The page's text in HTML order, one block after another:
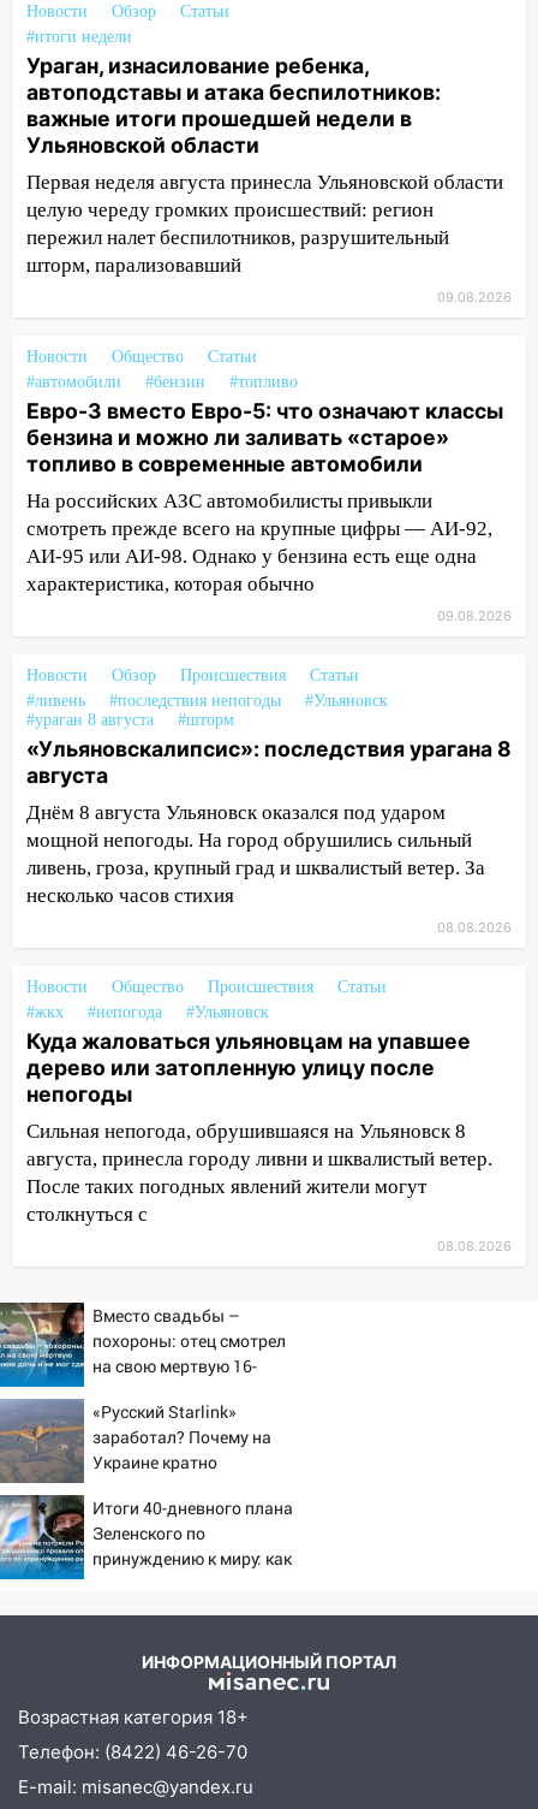
означают классы бензина и можно ли
заливать «старое» топливо в
современные автомобили
06:30 Какая погода будет в Ульяновской
области днем 9 августа
05:05 День, когда всё может
измениться: гороскоп на 9 августа —
три знака получат шанс, который нельзя
упустить
Волге перевернулась лодка
19:55
В Ульяновске упавшее дерево
заблокировало в машине двух женщин
17:15 В Ульяновской области
ремонтируют девять мостов: один уже
готов, ещё два — почти завершены
17:00
«Ульяновскалипсис»: последствия
урагана 8 августа
области на 9 августа
16:34 Из-за мощной непогоды в
Ульяновске отменили фестиваль «Наше
время»
16:17 Мелекесский район первым в
Ульяновской области намолотил более
100 тысяч тонн зерна
15:17 В колледжи и техникумы
Ульяновской области подали более 10
15:04 Фоторепортаж с улиц Ульяновска
после шторма: поваленные деревья и
затопленные улицы
14:28 Ураган вырвал остановку на улице
Деева в Заволжье
14:26
Жители Ульяновска сами
пытаются расчистить ливнёвки, не
дождавшись коммунальщиков
на улице Любови Шевцовой рухнул
светофор
14:14
Студента из Ульяновска обманули
мошенники под видом преподавателя
14:12
Куда жаловаться ульяновцам на
упавшее дерево или затопленную улицу
после непогоды
13:59
В Новом городе ураганным
ветром сорвало опалубку со
как устраняют последствия мощного
13:49
Стихия продолжает крушить
Ульяновск: дерево рухнуло на дом на
Орджоникидзе
Новости Обзор
Статьи
#итоги недели
Ураган, изнасилование ребенка,
автоподставы и атака беспилотников:
важные итоги прошедшей недели в
Ульяновской области
Первая неделя августа принесла Ульяновской области
целую череду громких происшествий: регион
пережил налет беспилотников, разрушительный
шторм, парализовавший
09.08.2026
Новости Общество
Статьи
#автомобили
#бензин #топливо
Евро-3 вместо Евро-5: что означают классы
бензина и можно ли заливать «старое»
топливо в современные автомобили
На российских АЗС автомобилисты привыкли
смотреть прежде всего на крупные цифры — АИ-92,
АИ-95 или АИ-98. Однако у бензина есть еще одна
характеристика, которая обычно
09.08.2026
Новости Обзор Происшествия
Статьи
#ливень
#последствия непогоды
#Ульяновск
#ураган 8 августа
#шторм
«Ульяновскалипсис»: последствия урагана 8
августа
Днём 8 августа Ульяновск оказался под ударом
мощной непогоды. На город обрушились сильный
ливень, гроза, крупный град и шквалистый ветер. За
несколько часов стихия
08.08.2026
Новости Общество Происшествия
Статьи
#жкх
#непогода #Ульяновск
Куда жаловаться ульяновцам на упавшее
дерево или затопленную улицу после
непогоды
Сильная непогода, обрушившаяся на Ульяновск 8
августа, принесла городу ливни и шквалистый ветер.
После таких погодных явлений жители могут
столкнуться с
08.08.2026
Вместо свадьбы –
похороны: отец смотрел
на свою мертвую 16-
сдержать слезы
«Русский Starlink»
заработал? Почему на
Украине кратно
попаданий по объектам
ВСУ
Итоги 40-дневного плана
Зеленского по
принуждению к миру: как
ИНФОРМАЦИОННЫЙ ПОРТАЛ
Возрастная категория 18+
Телефон: (8422) 46-26-70
E-mail: misanec@yandex.ru